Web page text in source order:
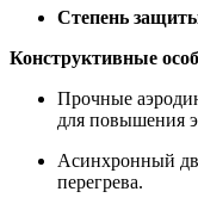
Степень
Конструктивные
Прочные
для повышения
Асинхронный
перегрева.